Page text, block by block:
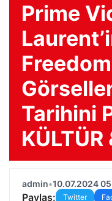
Prime
Tarihini
KÜLTÜR
admin•10.07.2024
Paylaş: Twitter